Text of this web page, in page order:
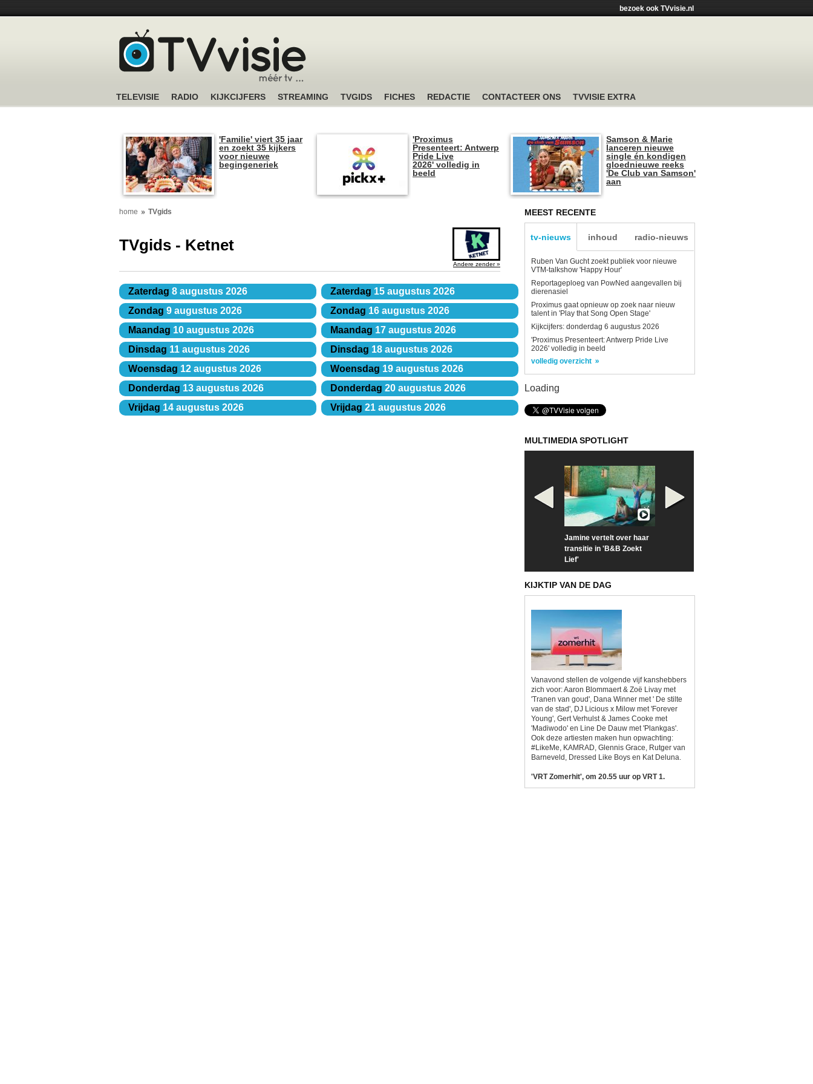
bezoek ook TVvisie.nl
TELEVISIE RADIO KIJKCIJFERS STREAMING TVGIDS FICHES REDACTIE CONTACTEER ONS TVVISIE EXTRA
'Familie' viert 35 jaar
en zoekt 35 kijkers
voor nieuwe
begingeneriek
'Proximus
Presenteert: Antwerp
Pride Live
2026' volledig in
beeld
Samson & Marie
lanceren nieuwe
single én kondigen
gloednieuwe reeks
'De Club van Samson'
aan
home TVgids
TVgids - Ketnet
Andere zender »
Zaterdag 8 augustus 2026
Zondag 9 augustus 2026
Maandag 10 augustus 2026
Dinsdag 11 augustus 2026
Woensdag 12 augustus 2026
Donderdag 13 augustus 2026
Vrijdag 14 augustus 2026
Zaterdag 15 augustus 2026
Zondag 16 augustus 2026
Maandag 17 augustus 2026
Dinsdag 18 augustus 2026
Woensdag 19 augustus 2026
Donderdag 20 augustus 2026
Vrijdag 21 augustus 2026
MEEST RECENTE
tv-nieuws inhoud radio-nieuws
Ruben Van Gucht zoekt publiek voor nieuwe
VTM-talkshow 'Happy Hour'
Reportageploeg van PowNed aangevallen bij
dierenasiel
Proximus gaat opnieuw op zoek naar nieuw
talent in 'Play that Song Open Stage'
Kijkcijfers: donderdag 6 augustus 2026
'Proximus Presenteert: Antwerp Pride Live
2026' volledig in beeld
volledig overzicht
Loading
MULTIMEDIA SPOTLIGHT
Jamine vertelt over haar
transitie in 'B&B Zoekt
Lief'
KIJKTIP VAN DE DAG
Vanavond stellen de volgende vijf kanshebbers
zich voor: Aaron Blommaert & Zoë Livay met
'Tranen van goud', Dana Winner met ' De stilte
van de stad', DJ Licious x Milow met 'Forever
Young', Gert Verhulst & James Cooke met
'Madiwodo' en Line De Dauw met 'Plankgas'.
Ook deze artiesten maken hun opwachting:
#LikeMe, KAMRAD, Glennis Grace, Rutger van
Barneveld, Dressed Like Boys en Kat Deluna.
'VRT Zomerhit', om 20.55 uur op VRT 1.